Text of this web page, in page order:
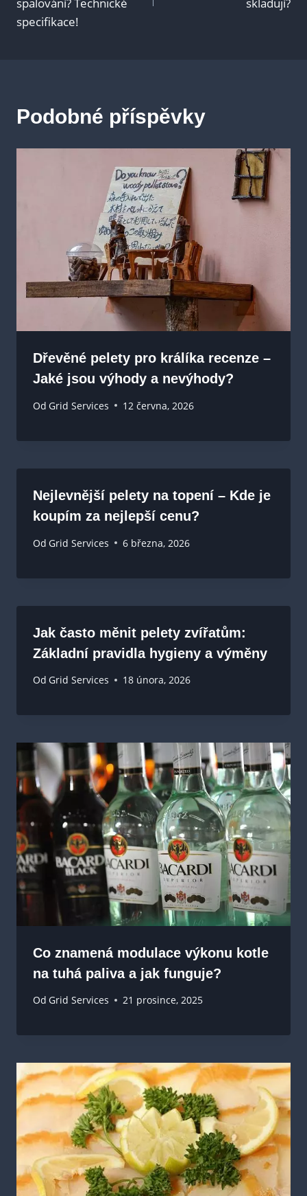
příspěvek
specifikace!
Podobné příspěvky
Dřevěné pelety pro králíka recenze –
Jaké jsou výhody a nevýhody?
Od Grid Services 12 června, 2026
Nejlevnější pelety na topení – Kde je
koupím za nejlepší cenu?
Od Grid Services 6 března, 2026
Jak často měnit pelety zvířatům:
Základní pravidla hygieny a výměny
Od Grid Services 18 února, 2026
Co znamená modulace výkonu kotle
na tuhá paliva a jak funguje?
Od Grid Services 21 prosince, 2025